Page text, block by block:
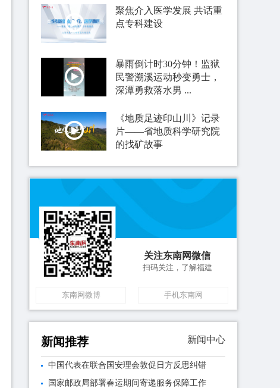
聚焦介入医学发展 共话重
点专科建设
暴雨倒计时30分钟！监狱
民警溯溪运动秒变勇士，
深潭勇救落水男 ...
《地质足迹印山川》记录
片——省地质科学研究院
的找矿故事
关注东南网微信
扫码关注，了解福建
东南网微博 手机东南网
新闻推荐 新闻中心
中国代表在联合国安理会敦促日方反思纠错
国家邮政局部署春运期间寄递服务保障工作